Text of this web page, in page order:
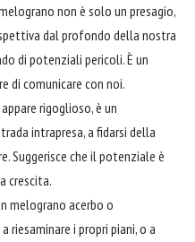
non è solo un presagio,
dal profondo della nostra
di potenziali pericoli. È un
di comunicare con noi.
rigoglioso, è un
intrapresa, a fidarsi della
Suggerisce che il potenziale è
crescita.
melograno acerbo o
riesaminare i propri piani, o a